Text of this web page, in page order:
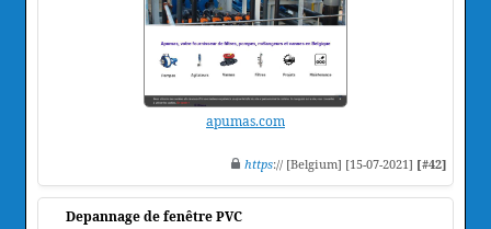
apumas.com
https:// [Belgium] [15-07-2021] [#42]
Depannage de fenêtre PVC